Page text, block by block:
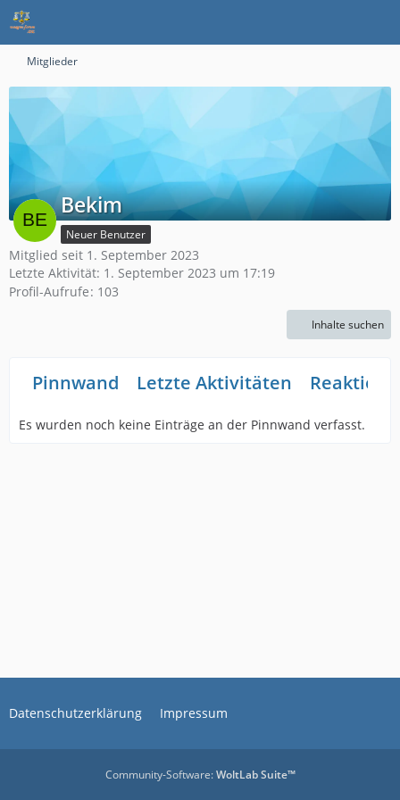
Mitglieder
Bekim
Neuer Benutzer
Mitglied seit 1. September 2023
Letzte Aktivität: 1. September 2023 um 17:19
Profil-Aufrufe 103
Inhalte suchen
Pinnwand Letzte Aktivitäten
Es wurden noch keine Einträge an der Pinnwand verfasst.
Datenschutzerklärung Impressum
Community-Software:WoltLab Suite™